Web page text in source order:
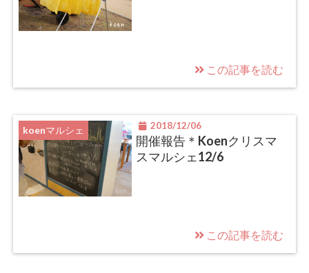
この記事を読む
koenマルシェ 2018/12/06
開催報告＊Koenクリスマ
スマルシェ12/6
この記事を読む